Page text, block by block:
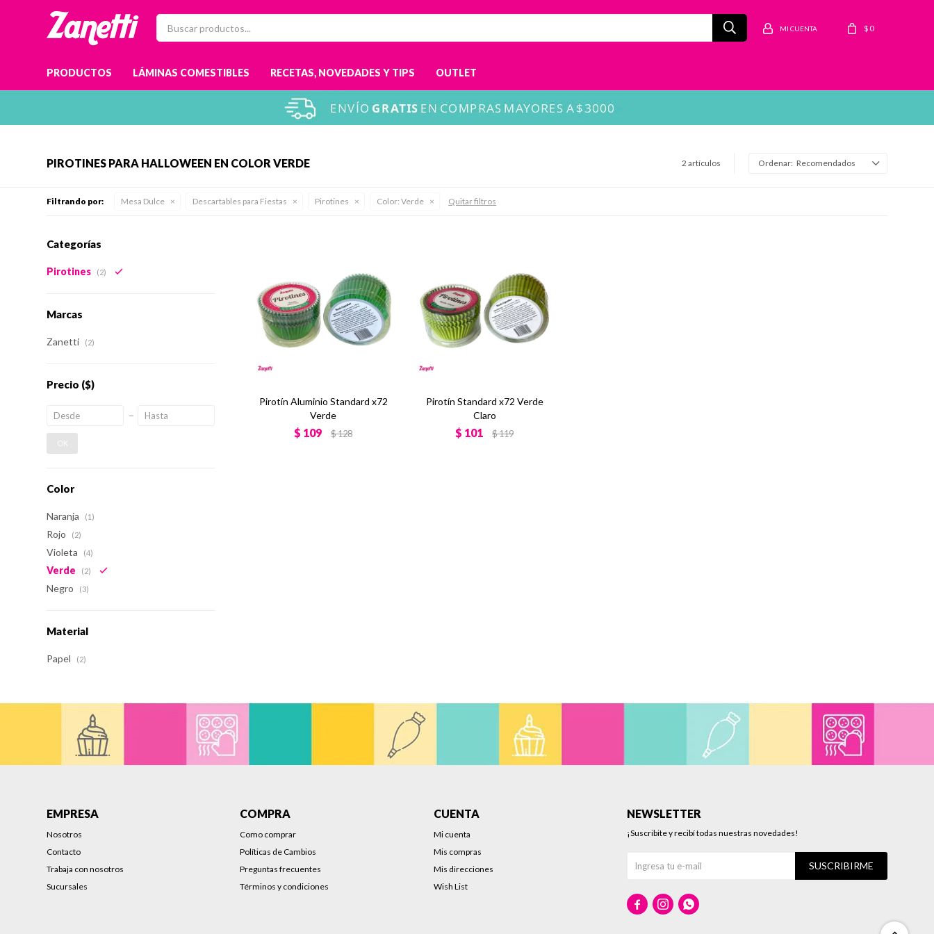
PRODUCTOS LÁMINAS COMESTIBLES RECETAS, NOVEDADES Y TIPS OUTLET
$ 0
PIROTINES PARA HALLOWEEN EN COLOR VERDE 2 artículos Recomendados
Filtrando por: Mesa Dulce Descartables para Fiestas Pirotines Color: Verde Quitar filtros
Pirotín Aluminio Standard x72
Verde
$ 109 $128
Pirotín Standard x72 Verde
Claro
$ 101 $119
Categorías
Pirotines (2)
Marcas
Zanetti (2)
Precio ($)
OK
Color
Naranja (1)
Rojo (2)
Violeta (4)
Verde (2)
Negro (3)
Material
Papel (2)
EMPRESA
Nosotros
Contacto
Trabaja con nosotros
Sucursales
COMPRA
Como comprar
Políticas de Cambios
Preguntas frecuentes
Términos y condiciones
CUENTA
Mi cuenta
Mis compras
Mis direcciones
Wish List
NEWSLETTER
¡Suscribite y recibí todas nuestras novedades!
SUSCRIBIRME
  